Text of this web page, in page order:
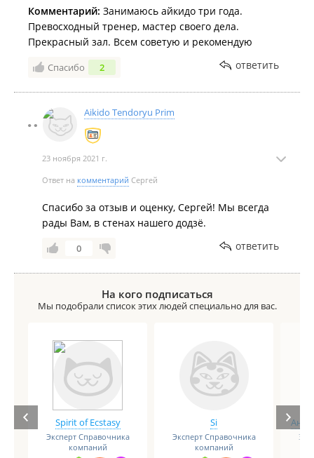
Комментарий: Занимаюсь айкидо три года.
Превосходный тренер, мастер своего дела.
Прекрасный зал. Всем советую и рекомендую
Спасибо 2 ответить
Aikido Tendoryu Prim
23 ноября 2021 г.
Ответ на комментарий Сергей
Спасибо за отзыв и оценку, Сергей! Мы всегда
рады Вам, в стенах нашего додзё.
0 ответить
На кого подписаться
Мы подобрали список этих людей специально для вас.
Spirit of Ecstasy
Эксперт Справочника
компаний
Si
Эксперт Справочника
компаний